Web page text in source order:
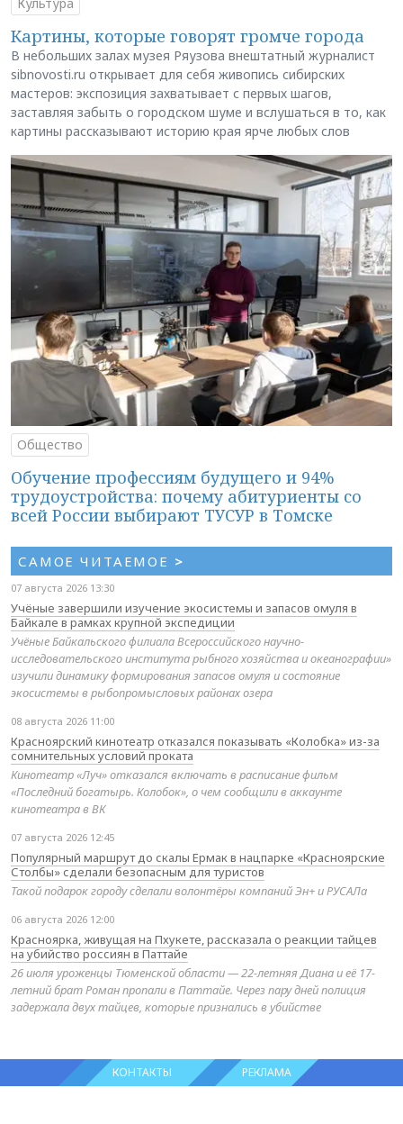
Картины, которые говорят громче города
В небольших залах музея Ряузова внештатный журналист
sibnovosti.ru открывает для себя живопись сибирских
мастеров: экспозиция захватывает с первых шагов,
заставляя забыть о городском шуме и вслушаться в то, как
картины рассказывают историю края ярче любых слов
Общество
Обучение профессиям будущего и 94%
трудоустройства: почему абитуриенты со
всей России выбирают ТУСУР в Томске
САМОЕ ЧИТАЕМОЕ >
07 августа 2026 13:30
Учёные завершили изучение экосистемы и запасов омуля в
Байкале в рамках крупной экспедиции
Учёные Байкальского филиала Всероссийского научно-
исследовательского института рыбного хозяйства и океанографии»
изучили динамику формирования запасов омуля и состояние
экосистемы в рыбопромысловых районах озера
08 августа 2026 11:00
Красноярский кинотеатр отказался показывать «Колобка» из-за
сомнительных условий проката
Кинотеатр «Луч» отказался включать в расписание фильм
«Последний богатырь. Колобок», о чем сообщили в аккаунте
кинотеатра в ВК
07 августа 2026 12:45
Популярный маршрут до скалы Ермак в нацпарке «Красноярские
Столбы» сделали безопасным для туристов
Такой подарок городу сделали волонтёры компаний Эн+ и РУСАЛа
06 августа 2026 12:00
Красноярка, живущая на Пхукете, рассказала о реакции тайцев
на убийство россиян в Паттайе
26 июля уроженцы Тюменской области — 22-летняя Диана и её 17-
летний брат Роман пропали в Паттайе. Через пару дней полиция
задержала двух тайцев, которые признались в убийстве
КОНТАКТЫ РЕКЛАМА